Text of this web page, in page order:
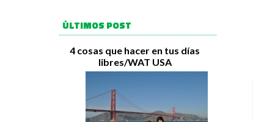
ÚLTIMOS POST
4 cosas que hacer en tus días
libres/WAT USA